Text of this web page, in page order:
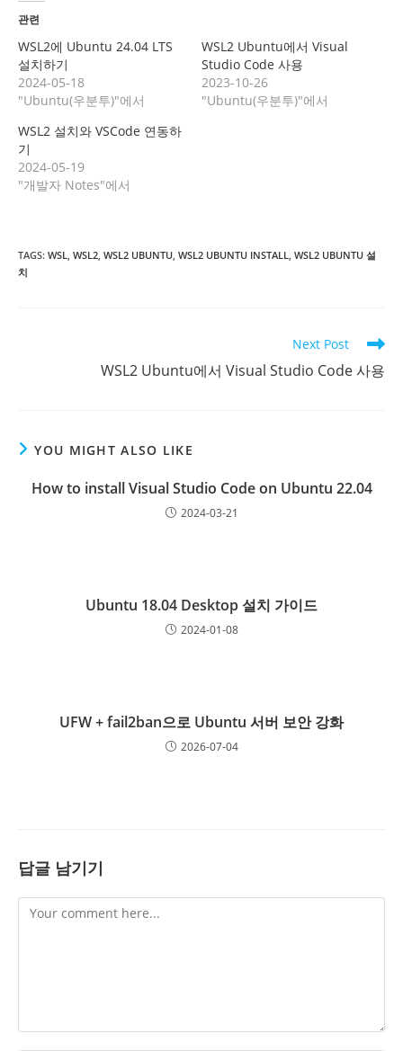
관련
WSL2에 Ubuntu 24.04 LTS
설치하기
2024-05-18
"Ubuntu(우분투)"에서
WSL2 Ubuntu에서 Visual
Studio Code 사용
2023-10-26
"Ubuntu(우분투)"에서
WSL2 설치와 VSCode 연동하
기
2024-05-19
"개발자 Notes"에서
TAGS: WSL, WSL2, WSL2 UBUNTU, WSL2 UBUNTU INSTALL, WSL2 UBUNTU 설
치
Next Post
WSL2 Ubuntu에서 Visual Studio Code 사용
YOU MIGHT ALSO LIKE
How to install Visual Studio Code on Ubuntu 22.04
2024-03-21
Ubuntu 18.04 Desktop 설치 가이드
2024-01-08
UFW + fail2ban으로 Ubuntu 서버 보안 강화
2026-07-04
답글 남기기
Comment